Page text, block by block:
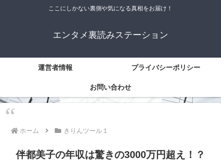
ここにしかない裏側や気になる真相をお届け！
エンタメ裏読みステーション
運営者情報 プライバシーポリシー
お問い合わせ
ホーム きりんツール１
伴都美子の年収は驚きの3000万円超え！？